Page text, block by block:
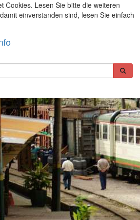
Cookies. Lesen Sie bitte die weiteren
einverstanden sind, lesen Sie einfach